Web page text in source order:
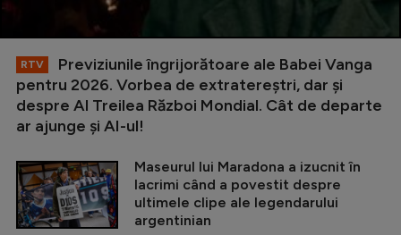
RTV
Previziunile îngrijorătoare ale Babei Vanga
pentru 2026. Vorbea de extratereștri, dar și
despre Al Treilea Război Mondial. Cât de departe
ar ajunge și AI-ul!
Maseurul lui Maradona a izucnit în
lacrimi când a povestit despre
ultimele clipe ale legendarului
argentinian